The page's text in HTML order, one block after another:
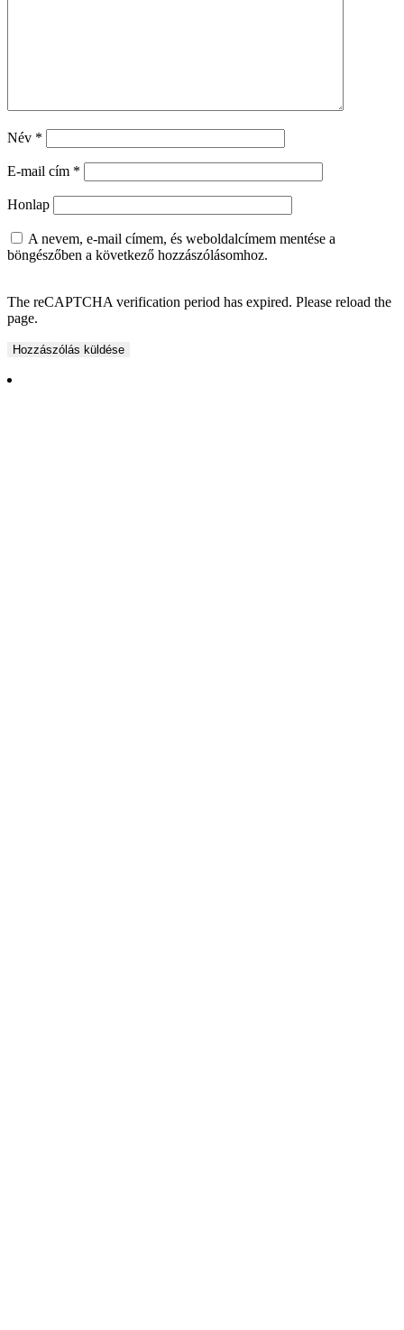
Név *
E-mail cím *
Honlap
A nevem, e-mail címem, és weboldalcímem mentése a
böngészőben a következő hozzászólásomhoz.
The reCAPTCHA verification period has expired. Please reload the
page.